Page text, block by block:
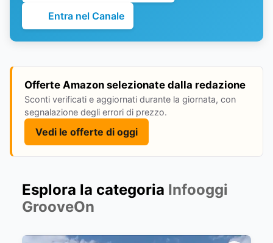
Entra nel Canale
Offerte Amazon selezionate dalla redazione
Sconti verificati e aggiornati durante la giornata, con
segnalazione degli errori di prezzo.
Vedi le offerte di oggi
Esplora la categoria Infooggi
GrooveOn